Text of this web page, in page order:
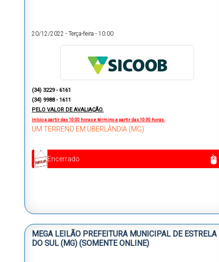
20/12/2022 - Terça-feira - 10:00
(34) 3229 - 6161
(34) 9988 - 1611
PELO VALOR DE AVALIAÇÃO.
início a partir das 10:00 horas e término a partir das 10:30 horas.
UM TERRENO EM UBERLÂNDIA (MG)
Encerrado
MEGA LEILÃO PREFEITURA MUNICIPAL DE ESTRELA
DO SUL (MG) (SOMENTE ONLINE)